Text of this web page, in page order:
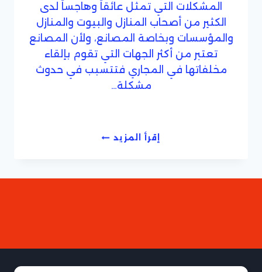
المشكلات التي تمثل عائقاً وهاجساً لدى
الكثير من أصحاب المنازل والبيوت والمنازل
والمؤسسات وبخاصة المصانع، ولأن المصانع
تعتبر من أكثر الجهات التي تقوم بإلقاء
مخلفاتها في المجاري فتتسبب في حدوث
مشكلة…
إقرأ المزيدشركة